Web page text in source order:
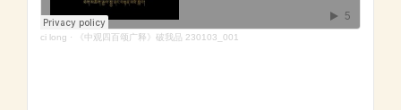
ci long · 《中观四百颂广释》破我品 230103_001